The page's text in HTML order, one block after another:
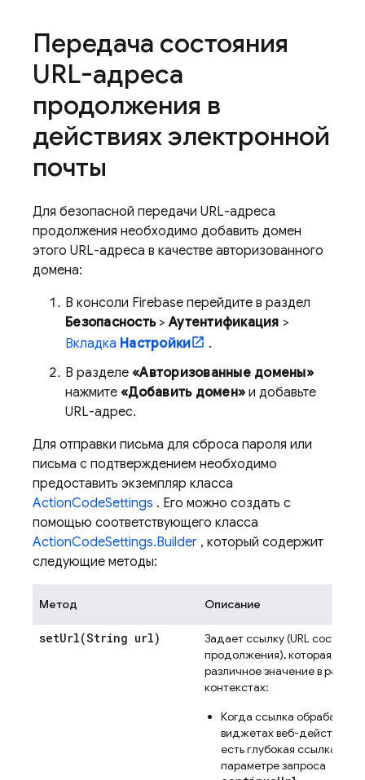
Передача состояния
URL-адреса
продолжения в
действиях электронной
почты
Для безопасной передачи URL-адреса
продолжения необходимо добавить домен
этого URL-адреса в качестве авторизованного
домена:
В консоли Firebase перейдите в раздел
Безопасность>Аутентификация >
Вкладка Настройки
.
В разделе «Авторизованные домены»
нажмите «Добавить домен» и добавьте
URL-адрес.
Для отправки письма для сброса пароля или
письма с подтверждением необходимо
предоставить экземпляр класса
ActionCodeSettings . Его можно создать с
помощью соответствующего класса
ActionCodeSettings.Builder , который содержит
следующие методы:
Метод Описание
setUrl(String url)
Задает ссылку (URL
продолжения), которая
различное значение в разных
контекстах:
Когда ссылка
виджетах веб-действий,
есть глубокая ссылка в
параметре запроса